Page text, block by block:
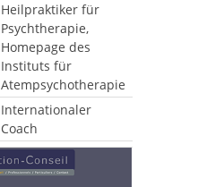
Heilpraktiker für
Psychtherapie,
Homepage des
Instituts für
Atempsychotherapie
Internationaler
Coach